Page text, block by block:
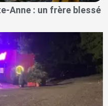
Anne : un frère blessé